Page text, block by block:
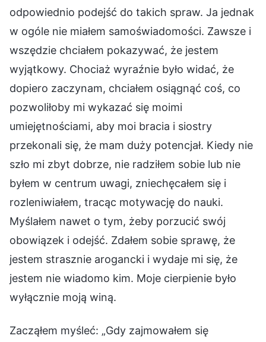
odpowiednio podejść do takich spraw. Ja jednak
w ogóle nie miałem samoświadomości. Zawsze i
wszędzie chciałem pokazywać, że jestem
wyjątkowy. Chociaż wyraźnie było widać, że
dopiero zaczynam, chciałem osiągnąć coś, co
pozwoliłoby mi wykazać się moimi
umiejętnościami, aby moi bracia i siostry
przekonali się, że mam duży potencjał. Kiedy nie
szło mi zbyt dobrze, nie radziłem sobie lub nie
byłem w centrum uwagi, zniechęcałem się i
rozleniwiałem, tracąc motywację do nauki.
Myślałem nawet o tym, żeby porzucić swój
obowiązek i odejść. Zdałem sobie sprawę, że
jestem strasznie arogancki i wydaje mi się, że
jestem nie wiadomo kim. Moje cierpienie było
wyłącznie moją winą.
Zacząłem myśleć: „Gdy zajmowałem się